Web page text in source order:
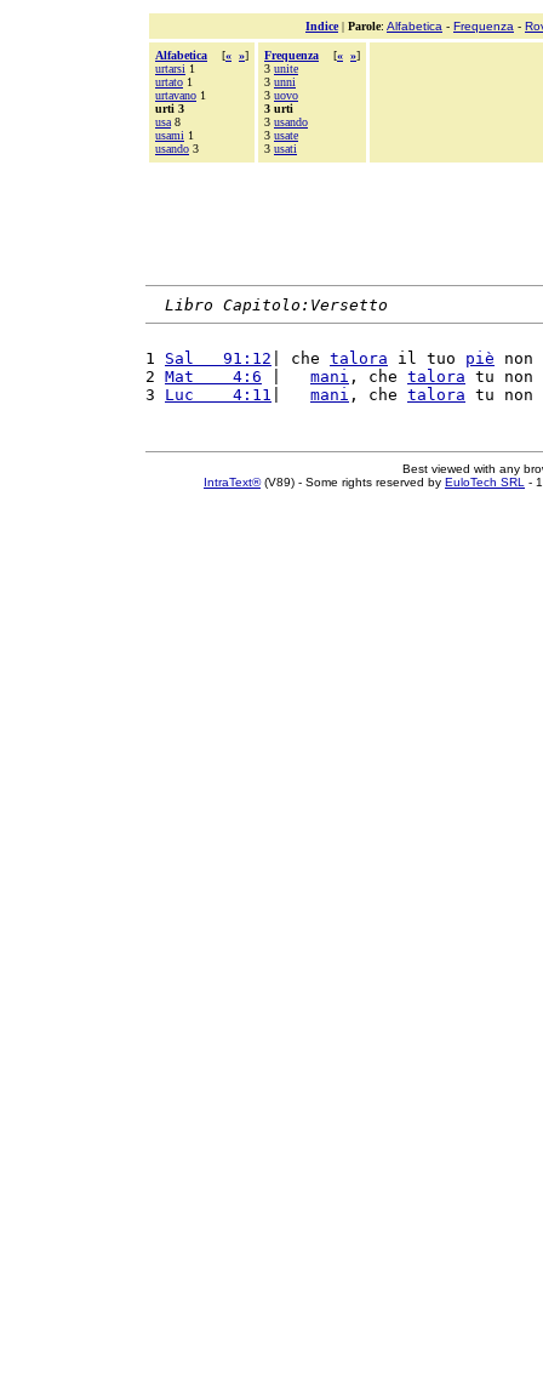
Indice| Parole: Alfabetica - Frequenza -
Alfabetica [« »]
urtarsi 1
urtato 1
urtavano 1
urti 3
usa 8
usami 1
usando 3
Frequenza [« »]
3 unite
3 unni
3 uovo
3 urti
3 usando
3 usate
3 usati
Libro Capitolo:Versetto
1 Sal   91:12 | che talora il tuo piè non
2 Mat    4:6 mani , che talora tu non
3 Luc    4:11 mani , che talora tu non
Best viewed with any
IntraText®(V89) - Some rights reserved by EuloTech SRL -